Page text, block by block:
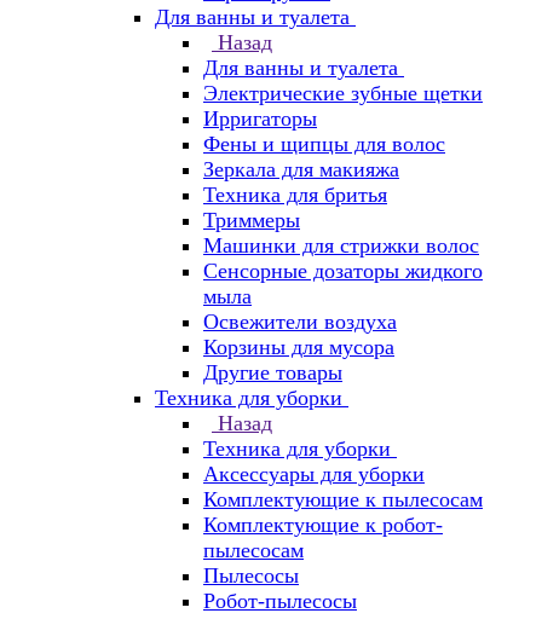
Для ванны и туалета
Назад
Для ванны и туалета
Электрические зубные щетки
Ирригаторы
Фены и щипцы для волос
Зеркала для макияжа
Техника для бритья
Триммеры
Машинки для стрижки волос
Сенсорные дозаторы жидкого
мыла
Освежители воздуха
Корзины для мусора
Другие товары
Техника для уборки
Назад
Техника для уборки
Аксессуары для уборки
Комплектующие к пылесосам
Комплектующие к робот-
пылесосам
Пылесосы
Робот-пылесосы